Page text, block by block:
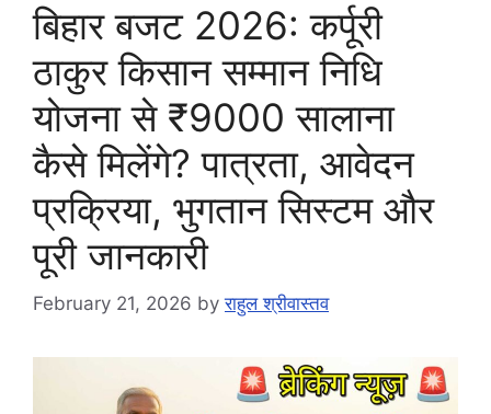
बिहार बजट 2026: कर्पूरी
ठाकुर किसान सम्मान निधि
योजना से ₹9000 सालाना
कैसे मिलेंगे? पात्रता, आवेदन
प्रक्रिया, भुगतान सिस्टम और
पूरी जानकारी
February 21, 2026 byराहुल श्रीवास्तव